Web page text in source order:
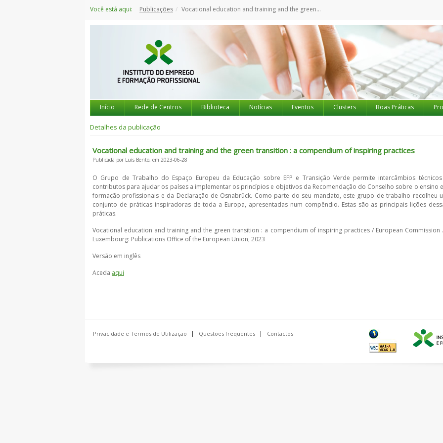
para
Você está aqui: Publicações Vocational education and training and the green transition : a compendium of inspiring practices
Início Rede de Centros Biblioteca Notícias Eventos Clusters Boas Práticas
Detalhes da publicação
Vocational education and training and the green transition : a compendium of inspiring practices
Publicada por Luís Bento, em 2023-06-28
O Grupo de Trabalho do Espaço Europeu da Educação sobre EFP e Transição Verde permite intercâmbios
contributos para ajudar os países a implementar os princípios e objetivos da Recomendação do Conselho sobre o ensino
formação profissionais e da Declaração de Osnabrück. Como parte do seu mandato, este grupo de trabalho recolheu
conjunto de práticas inspiradoras de toda a Europa, apresentadas num compêndio. Estas são as principais lições
práticas.
Vocational education and training and the green transition : a compendium of inspiring practices / European Commission
Luxembourg: Publications Office of the European Union, 2023
Versão em inglês
Aceda aqui
Privacidade e Termos de Utilização Questões frequentes Contactos